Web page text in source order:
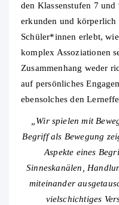
den Klassenstufen 7
erkunden und körperlich
Schüler*innen erlebt,
komplex Assoziationen
Zusammenhang weder
auf persönliches
ebensolches den
„Wir spielen mit
Begriff als Bewegung
Aspekte eines
Sinneskanälen,
miteinander
vielschichtiges